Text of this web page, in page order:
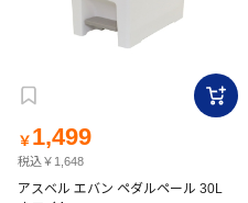
￥ 1,499
税込￥1,648
アスベル エバン ペダルペール 30L